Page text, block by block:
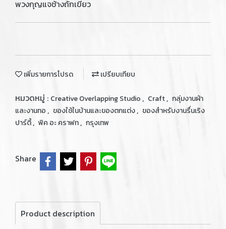
พวงกุญแจช้างถักเขียว
เพิ่มรายการโปรด เปรียบเทียบ
หมวดหมู่ : Creative Overlapping Studio , Craft, กลุ่มงานผ้า
และงานทอ , ของใช้ในบ้านและของตกแต่ง, ของสำหรับงานรื่นเริง
ปาร์ตี้, พิค อะ คราฟท, กรุงเทพ
Share
Product description